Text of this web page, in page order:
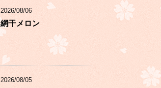
2026/08/06
網干メロン
2026/08/05